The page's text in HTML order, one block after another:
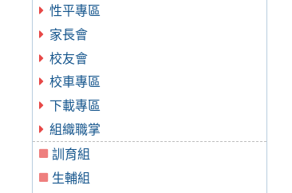
性平專區
家長會
校友會
校車專區
下載專區
組織職掌
訓育組
生輔組